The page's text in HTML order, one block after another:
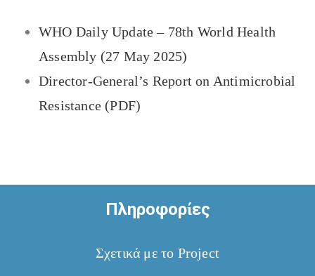
WHO Daily Update – 78th World Health
Assembly (27 May 2025)
Director-General’s Report on Antimicrobial
Resistance (PDF)
Πληροφορίες
Σχετικά με το Project